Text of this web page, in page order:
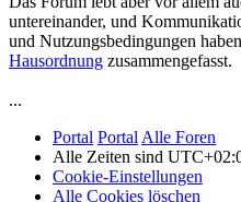
untereinander, und
und Nutzungsbedingungen
Hausordnung zusammengefasst.
...
Portal Portal Alle Foren
Alle Zeiten sind
Cookie-Einstellungen
Alle Cookies löschen